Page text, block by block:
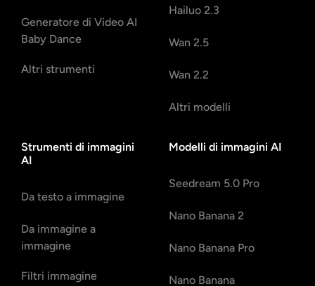
Generatore di Video AI
Baby Dance
Altri strumenti
Hailuo 2.3
Wan 2.5
Wan 2.2
Altri modelli
Strumenti di immagini
AI
Da testo a immagine
Da immagine a
immagine
Filtri immagine
Modelli di immagini AI
Seedream 5.0 Pro
Nano Banana 2
Nano Banana Pro
Nano Banana